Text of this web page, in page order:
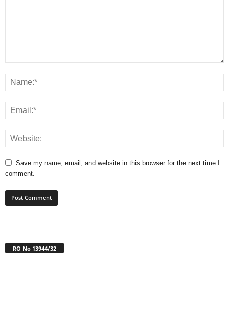
Save my name, email, and website in this browser for the next time I
comment.
RO No 13944/32